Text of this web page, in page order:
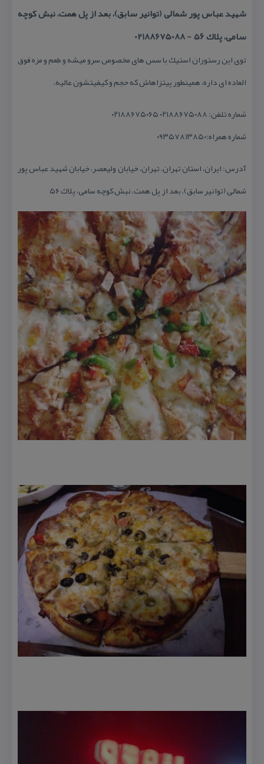
شهید عباس پور شمالی (توانیر سابق)، بعد از پل همت، نبش كوچه
سامی، پلاك ۵۶ - 02188675088
توی این رستوران استیك با سس های مخصوص سرو میشه و طعم و مزه فوق
العاده ای داره، همینطور پیتزاهاش كه حجم و كیفیتشون عالیه.
شماره تلفن: ۰۲۱۸۸۶۷۵۰۸۸ ۰۲۱۸۸۶۷۵۰۶۵
شماره همراه:۰۹۳۵۷۸۱۳۸۵۰
آدرس:ایران، استان تهران، تهران، خیابان ولیعصر، خیابان شهید عباس پور
شمالی (توانیر سابق)، بعد از پل همت، نبش كوچه سامی، پلاك ۵۶